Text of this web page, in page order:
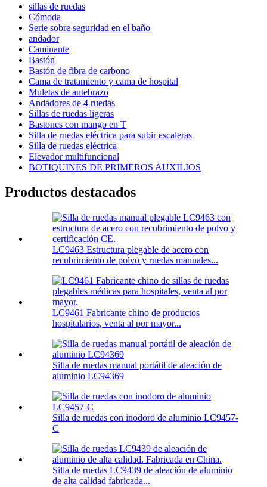
sillas de ruedas
Cómoda
Serie sobre seguridad en el baño
andador
Caminante
Bastón
Bastón de fibra de carbono
Cama de tratamiento y cama de hospital
Muletas de antebrazo
Andadores de 4 ruedas
Sillas de ruedas ligeras
Bastones con mango en T
Silla de ruedas eléctrica para subir escaleras
Silla de ruedas eléctrica
Elevador multifuncional
BOTIQUINES DE PRIMEROS AUXILIOS
Productos destacados
LC9463 Estructura plegable de acero con
recubrimiento de polvo y ruedas manuales...
LC9461 Fabricante chino de productos
hospitalarios, venta al por mayor...
Silla de ruedas manual portátil de aleación de
aluminio LC94369
Silla de ruedas con inodoro de aluminio LC9457-
C
Silla de ruedas LC9439 de aleación de aluminio
de alta calidad fabricada...